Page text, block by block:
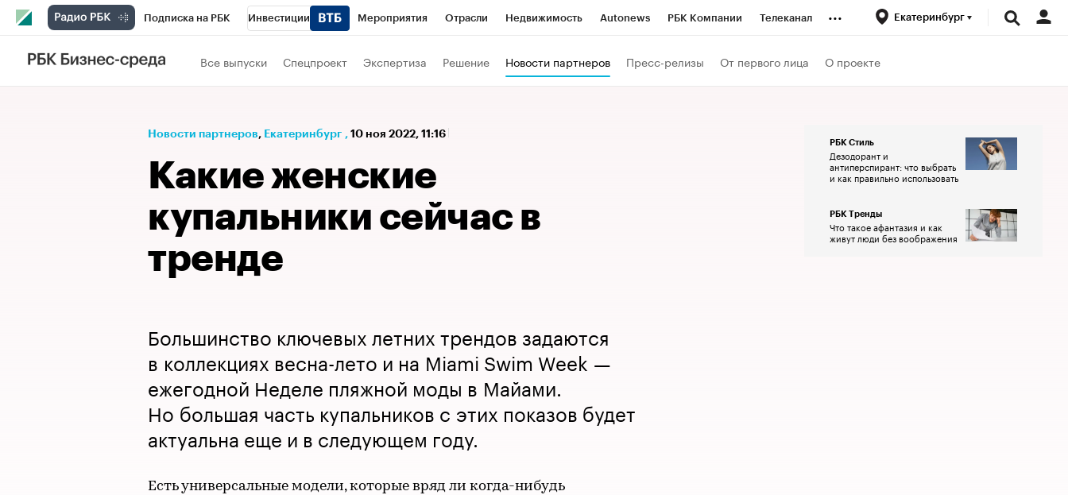
Подписка на РБК Инвестиции Мероприятия Отрасли Недвижимость Autonews РБК Компании Телеканал
РБК Вино
Проверка контрагентов
... Екатеринбург
Все выпуски Спецпроект Экспертиза Решение Новости партнеров Пресс-релизы От первого лица О проекте
Новости партнеров⁠, Екатеринбург , 10 ноя 2022, 11:16
Какие женские
купальники сейчас в
тренде
Большинство ключевых летних трендов задаются
в коллекциях весна-лето и на Miami Swim Week —
ежегодной Неделе пляжной моды в Майами.
Но большая часть купальников с этих показов будет
актуальна еще и в следующем году.
Есть универсальные модели, которые вряд ли когда-нибудь
РБК Стиль
Дезодорант и
антиперспирант: что выбрать
и как правильно использовать
РБК Тренды
Что такое афантазия и как
живут люди без воображения